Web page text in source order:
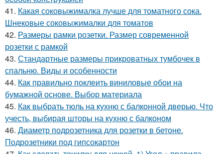
41. Какая соковыжималка лучше для томатного сока.
Шнековые соковыжималки для томатов
42. Размеры рамки розетки. Размер современной
розетки с рамкой
43. Стандартные размеры прикроватных тумбочек в
спальню. Виды и особенности
44. Как правильно поклеить виниловые обои на
бумажной основе. Выбор материала
45. Как выбрать тюль на кухню с балконной дверью. Что
учесть, выбирая шторы на кухню с балконом
46. Диаметр подрозетника для розетки в бетоне.
Подрозетники под гипсокартон